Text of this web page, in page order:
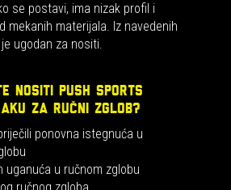
se postavi, ima nizak profil i
mekanih materijala. Iz navedenih
ugodan za nositi.
NOSITI PUSH SPORTS
ZA RUČNI ZGLOB?
ponovna istegnuća u
uganuća u ručnom zglobu